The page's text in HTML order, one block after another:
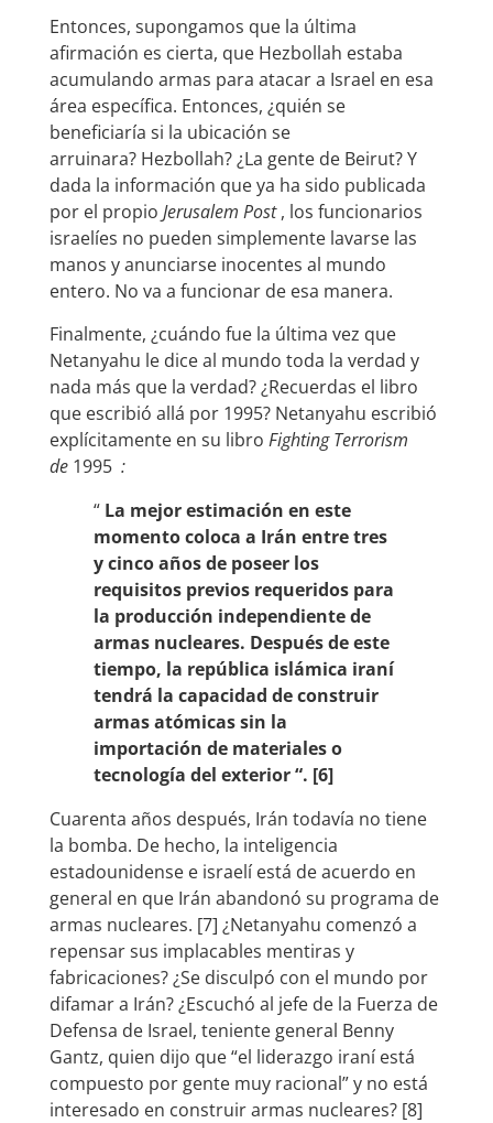
Entonces, supongamos que la última
afirmación es cierta, que Hezbollah estaba
acumulando armas para atacar a Israel en esa
área específica. Entonces, ¿quién se
beneficiaría si la ubicación se
arruinara? Hezbollah? ¿La gente de Beirut? Y
dada la información que ya ha sido publicada
por el propio Jerusalem Post, los funcionarios
israelíes no pueden simplemente lavarse las
manos y anunciarse inocentes al mundo
entero. No va a funcionar de esa manera.
Finalmente, ¿cuándo fue la última vez que
Netanyahu le dice al mundo toda la verdad y
nada más que la verdad? ¿Recuerdas el libro
que escribió allá por 1995? Netanyahu escribió
explícitamente en su libro Fighting Terrorism
de1995 :
“ La mejor estimación en este
momento coloca a Irán entre tres
y cinco años de poseer los
requisitos previos requeridos para
la producción independiente de
armas nucleares. Después de este
tiempo, la república islámica iraní
tendrá la capacidad de construir
armas atómicas sin la
importación de materiales o
tecnología del exterior “. [6]
Cuarenta años después, Irán todavía no tiene
la bomba. De hecho, la inteligencia
estadounidense e israelí está de acuerdo en
general en que Irán abandonó su programa de
armas nucleares. [7] ¿Netanyahu comenzó a
repensar sus implacables mentiras y
fabricaciones? ¿Se disculpó con el mundo por
difamar a Irán? ¿Escuchó al jefe de la Fuerza de
Defensa de Israel, teniente general Benny
Gantz, quien dijo que “el liderazgo iraní está
compuesto por gente muy racional” y no está
interesado en construir armas nucleares? [8]